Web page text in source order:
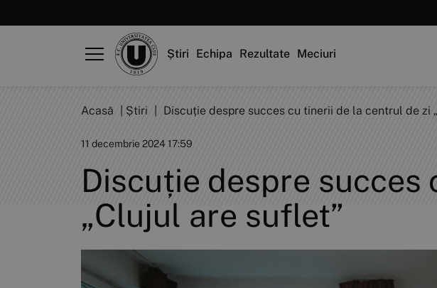
Știri Echipa Rezultate Meciuri
Acasă Știri Discuție despre succes cu tinerii de la centrul de zi
11 decembrie 2024 17:59
Discuție despre
„Clujul are suflet”